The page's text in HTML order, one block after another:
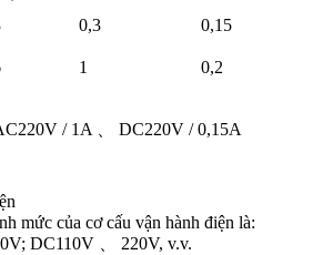
0,3 0,15
1
0,2
/ 1A 、 DC220V / 0,15A
mức của cơ cấu vận hành điện là:
DC110V 、 220V, v.v.